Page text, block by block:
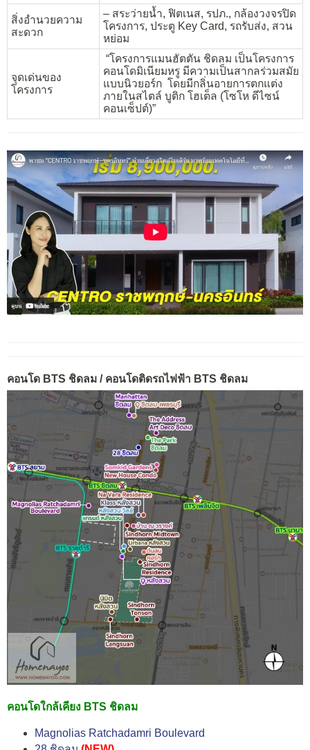
สิ่งอำนวยความ
สะดวก
– สระว่ายน้ำ, ฟิตเนส, รปภ., กล้องวงจรปิด
โครงการ, ประตู Key Card, รถรับส่ง, สวน
หย่อม
จุดเด่นของ
โครงการ
“โครงการแมนฮัตตัน ชิดลม เป็นโครงการ
คอนโดมิเนียมหรู มีความเป็นสากลร่วมสมัย
แบบนิวยอร์ก โดยมีกลิ่นอายการตกแต่ง
ภายในสไตล์ บูติก โฮเต็ล (โซโห ดีไซน์
คอนเซ็ปต์)”
คอนโด BTS ชิดลม / คอนโดติดรถไฟฟ้า BTS ชิดลม
คอนโดใกล้เคียง BTS ชิดลม
Magnolias Ratchadamri Boulevard